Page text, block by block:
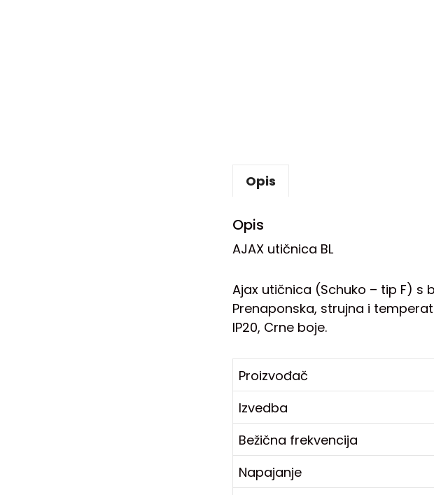
Opis
Opis
AJAX utičnica BL
Ajax utičnica (Schuko – tip F) s
Prenaponska, strujna i
IP20, Crne boje.
Proizvođač
Izvedba
Bežična frekvencija
Napajanje